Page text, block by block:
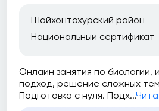
Шайхонтохурский район
Национальный сертификат
Онлайн занятия по биологии,
подход, решение сложных
Подготовка с нуля. Подх...